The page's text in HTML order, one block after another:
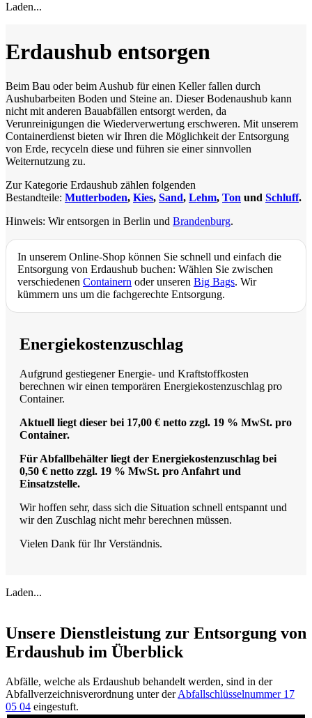
Laden...
Erdaushub entsorgen
Beim Bau oder beim Aushub für einen Keller fallen durch
Aushubarbeiten Boden und Steine an. Dieser Bodenaushub kann
nicht mit anderen Bauabfällen entsorgt werden, da
Verunreinigungen die Wiederverwertung erschweren. Mit unserem
Containerdienst bieten wir Ihren die Möglichkeit der Entsorgung
von Erde, recyceln diese und führen sie einer sinnvollen
Weiternutzung zu.
Zur Kategorie Erdaushub zählen folgenden
Bestandteile: Mutterboden, Kies, Sand, Lehm, Ton und Schluff.
Hinweis: Wir entsorgen in Berlin und Brandenburg.
In unserem Online-Shop können Sie schnell und einfach die
Entsorgung von Erdaushub buchen: Wählen Sie zwischen
verschiedenen Containern oder unseren Big Bags. Wir
kümmern uns um die fachgerechte Entsorgung.
Energiekostenzuschlag
Aufgrund gestiegener Energie- und Kraftstoffkosten
berechnen wir einen temporären Energiekostenzuschlag pro
Container.
Aktuell liegt dieser bei 17,00 € netto zzgl. 19 % MwSt. pro
Container.
Für Abfallbehälter liegt der Energiekostenzuschlag bei
0,50 € netto zzgl. 19 % MwSt. pro Anfahrt und
Einsatzstelle.
Wir hoffen sehr, dass sich die Situation schnell entspannt und
wir den Zuschlag nicht mehr berechnen müssen.
Vielen Dank für Ihr Verständnis.
Laden...
Unsere Dienstleistung zur Entsorgung von
Erdaushub im Überblick
Abfälle, welche als Erdaushub behandelt werden, sind in der
Abfallverzeichnisverordnung unter derAbfallschlüsselnummer 17
05 04 eingestuft.